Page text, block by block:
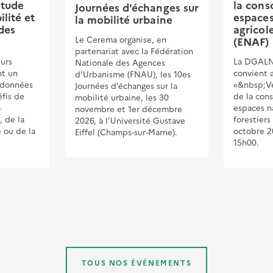
et
un
de
de la
ou de la
Journées d'échanges sur
la mobilité urbaine
Le Cerema organise, en
partenariat avec la Fédération
Nationale des Agences
d’Urbanisme (FNAU), les 10es
Journées d’échanges sur la
mobilité urbaine, les 30
novembre et 1er décembre
2026, à l’Université Gustave
Eiffel (Champs-sur-Marne).
la
(ENAF)
La
convient
de la
espaces
forestiers
octobre
15h00.
TOUS NOS ÉVÉNEMENTS